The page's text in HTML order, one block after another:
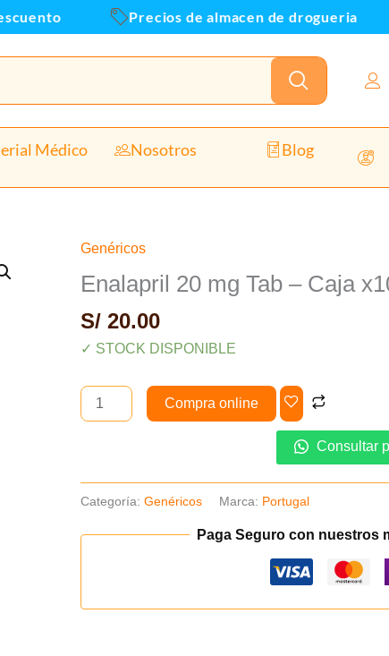
Precios de almacen de drogueria
Médico Nosotros Blog
Genéricos
Enalapril 20 mg Tab – Caja
S/ 20.00
✓ STOCK DISPONIBLE
Enalapril
20
Tab
x100und
cantidad
Compra online
Consultar
Categoría:Genéricos Marca: Portugal
Paga Seguro con nuestros